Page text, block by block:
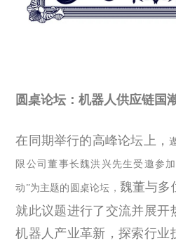
圆桌论坛：机器人供应链国
在同期举行的高峰论坛上，
限公司董事长魏洪兴先生受邀参
动”为主题的圆桌论坛， 魏董与多
就此议题进行了交流并展开
机器人产业革新，探索行业